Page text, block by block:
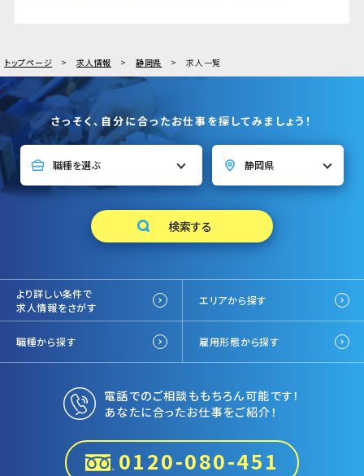
トップページ 求人情報 静岡県 求人一覧
さっそく、自分に合ったお仕事を探してみましょう！
より詳しい条件で
求人情報をさがす
エリアから探す
職種から探す 雇用形態から探す
電話でのご相談ももちろん可能です！
あなたに合ったお仕事をご紹介！
0120-080-451